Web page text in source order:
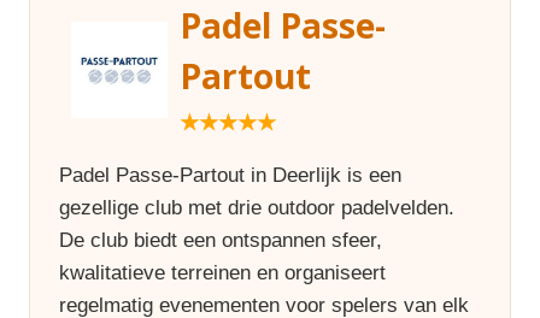
Padel Passe-
Partout
★★★★★
Padel Passe-Partout in Deerlijk is een
gezellige club met drie outdoor padelvelden.
De club biedt een ontspannen sfeer,
kwalitatieve terreinen en organiseert
regelmatig evenementen voor spelers van elk